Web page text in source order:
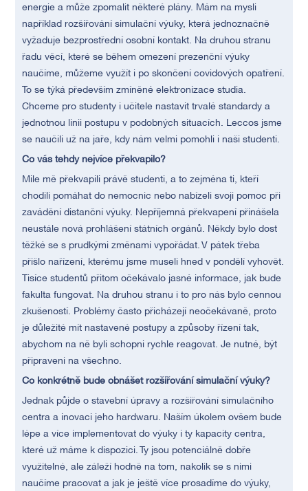
energie a může zpomalit některé plány. Mám na mysli
například rozšiřování simulační výuky, která jednoznačně
vyžaduje bezprostřední osobní kontakt. Na druhou stranu
řadu věcí, které se během omezení prezenční výuky
naučíme, můžeme využít i po skončení covidových opatření.
To se týká především zmíněné elektronizace studia.
Chceme pro studenty i učitele nastavit trvalé standardy a
jednotnou linii postupu v podobných situacích. Leccos jsme
se naučili už na jaře, kdy nám velmi pomohli i naši studenti.
Co vás tehdy nejvíce překvapilo?
Mile mě překvapili právě studenti, a to zejména ti, kteří
chodili pomáhat do nemocnic nebo nabízeli svoji pomoc při
zavádění distanční výuky. Nepříjemná překvapení přinášela
neustále nová prohlášení státních orgánů. Někdy bylo dost
těžké se s prudkými změnami vypořádat. V pátek třeba
přišlo nařízení, kterému jsme museli hned v pondělí vyhovět.
Tisíce studentů přitom očekávalo jasné informace, jak bude
fakulta fungovat. Na druhou stranu i to pro nás bylo cennou
zkušeností. Problémy často přicházejí neočekávaně, proto
je důležité mít nastavené postupy a způsoby řízení tak,
abychom na ně byli schopni rychle reagovat. Je nutné, být
připraveni na všechno.
Co konkrétně bude obnášet rozšiřování simulační výuky?
Jednak půjde o stavební úpravy a rozšiřování simulačního
centra a inovaci jeho hardwaru. Naším úkolem ovšem bude
lépe a více implementovat do výuky i ty kapacity centra,
které už máme k dispozici. Ty jsou potenciálně dobře
využitelné, ale záleží hodně na tom, nakolik se s nimi
naučíme pracovat a jak je ještě více prosadíme do výuky,